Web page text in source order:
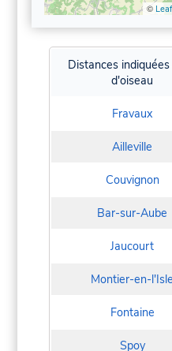
©
Distances
d'oiseau
Fravaux
Ailleville
Couvignon
Bar-sur-Aube
Jaucourt
Montier-en-l'Isle
Fontaine
Spoy